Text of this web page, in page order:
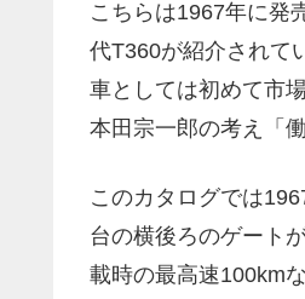
こちらは1967年に発
代T360が紹介されて
車としては初めて市
本田宗一郎の考え「
このカタログでは
台の横後ろのゲート
載時の最高速100km